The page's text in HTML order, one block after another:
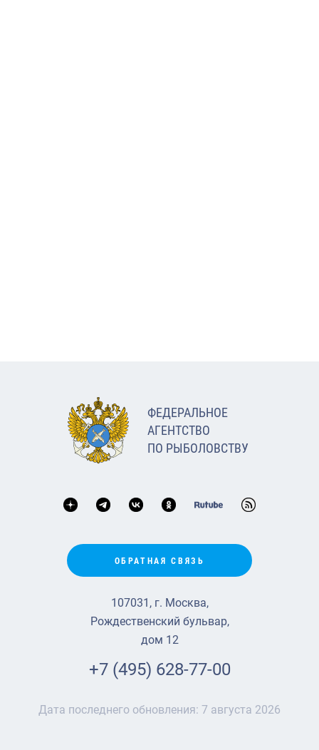
ФЕДЕРАЛЬНОЕ
АГЕНТСТВО
ПО РЫБОЛОВСТВУ
ОБРАТНАЯ СВЯЗЬ
107031, г. Москва,
Рождественский бульвар,
дом 12
+7 (495) 628-77-00
Дата последнего обновления: 7 августа 2026